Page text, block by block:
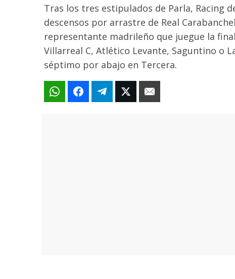
Tras los tres estipulados de Parla, Racing
descensos por arrastre de Real
representante madrileño que juegue la
Villarreal C, Atlético Levante, Saguntino o
séptimo por abajo en Tercera.